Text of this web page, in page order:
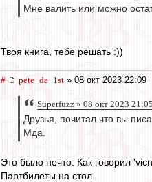
Мне валить или можно
Твоя книга, тебе решать :))
# pete_da_1st » 08 окт 2023 22:09
Superfuzz » 08 окт 2023 21:05
Друзья, почитал что вы
Мда.
Это было нечто. Как говорил
Партбилеты на стол